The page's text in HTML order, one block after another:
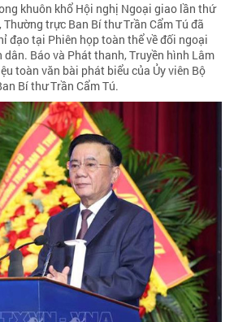
khuôn khổ Hội nghị Ngoại giao lần thứ
trực Ban Bí thư Trần Cẩm Tú đã
đạo tại Phiên họp toàn thể về đối ngoại
Báo và Phát thanh, Truyền hình Lâm
toàn văn bài phát biểu của Ủy viên Bộ
Bí thư Trần Cẩm Tú.